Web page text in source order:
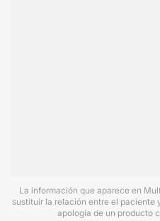
La información que aparece en
sustituir la relación entre el paciente
apología de un producto